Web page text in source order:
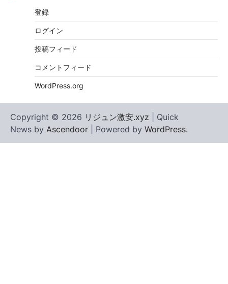
登録
ログイン
投稿フィード
コメントフィード
WordPress.org
Copyright © 2026 リジュン激安.xyz | Quick
News by Ascendoor | Powered by WordPress.